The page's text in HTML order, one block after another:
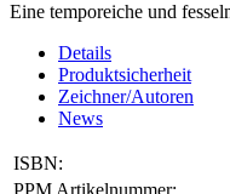
Eine temporeiche und
Details
Produktsicherheit
Zeichner/Autoren
News
ISBN: